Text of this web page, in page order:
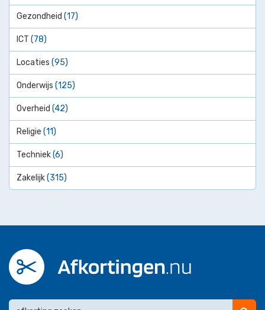
Gezondheid (17)
ICT (78)
Locaties (95)
Onderwijs (125)
Overheid (42)
Religie (11)
Techniek(6)
Zakelijk(315)